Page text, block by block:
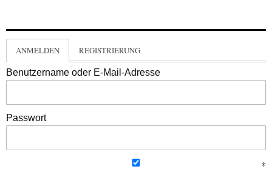
ANMELDEN REGISTRIERUNG
Benutzername oder E-Mail-Adresse
Passwort